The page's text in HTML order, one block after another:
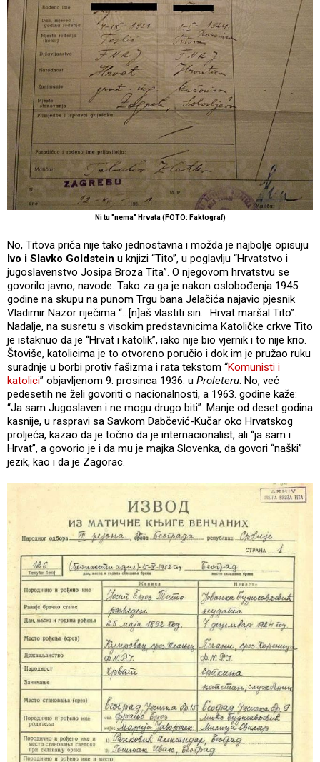
Ni tu "nema" Hrvata (FOTO: Faktograf)
No, Titova priča nije tako jednostavna i možda je najbolje opisuju
Ivo i Slavko Goldstein u knjizi “Tito”, u poglavlju “Hrvatstvo i
jugoslavenstvo Josipa Broza Tita”. O njegovom hrvatstvu se
govorilo javno, navode. Tako za ga je nakon oslobođenja 1945.
godine na skupu na punom Trgu bana Jelačića najavio pjesnik
Vladimir Nazor riječima “…[n]aš vlastiti sin… Hrvat maršal Tito”.
Nadalje, na susretu s visokim predstavnicima Katoličke crkve Tito
je istaknuo da je “Hrvat i katolik”, iako nije bio vjernik i to nije krio.
Štoviše, katolicima je to otvoreno poručio i dok im je pružao ruku
suradnje u borbi protiv fašizma i rata tekstom “Komunisti i
katolici” objavljenom 9. prosinca 1936. u Proleteru. No, već
pedesetih ne želi govoriti o nacionalnosti, a 1963. godine kaže:
“Ja sam Jugoslaven i ne mogu drugo biti”. Manje od deset godina
kasnije, u raspravi sa Savkom Dabčević-Kučar oko Hrvatskog
proljeća, kazao da je točno da je internacionalist, ali “ja sam i
Hrvat”, a govorio je i da mu je majka Slovenka, da govori “naški”
jezik, kao i da je Zagorac.